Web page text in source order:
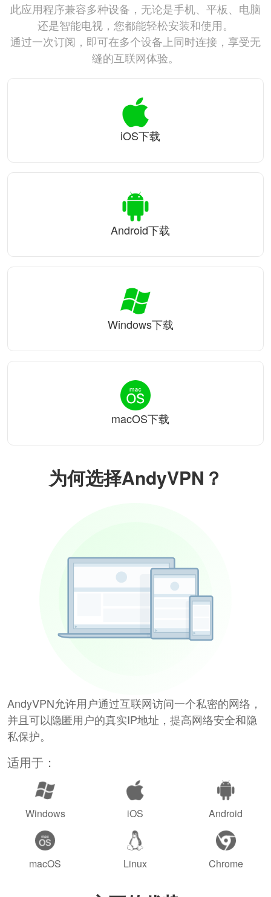
为何选择AndyVPN？
AndyVPN允许用户通过互联网访问一个私密的网络，
并且可以隐匿用户的真实IP地址，提高网络安全和隐
私保护。
适用于：
Windows iOS Android
macOS Linux Chrome
此应用程序兼容多种设备，无论是手机、平板、电脑
还是智能电视，您都能轻松安装和使用。
通过一次订阅，即可在多个设备上同时连接，享受无
缝的互联网体验。
iOS下载
Android下载
Windows下载
macOS下载